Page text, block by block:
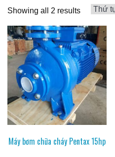
Showing all 2 results
Máy bơm chữa cháy Pentax 15hp